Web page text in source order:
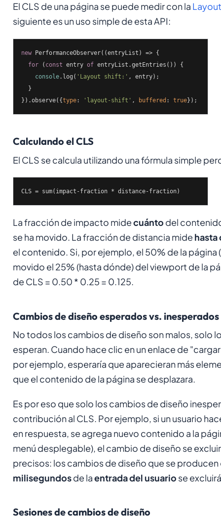
El CLS de una página se puede medir con la
siguiente es un uso simple de esta API:
new PerformanceObserver( (entryList ) => {
for ( const entry of entryList.getEntries()) {
console.log( 'Layout shift:' , entry);
  }
}).observe({type: 'layout-shift' , buffered : true});
Calculando el CLS
El CLS se calcula utilizando una fórmula simple
CLS = sum(impact-fraction * distance-fraction)
La fracción de impacto midecuánto del
se ha movido. La fracción de distancia mide hasta
el contenido. Si, por ejemplo, el 50% de la página
movido el 25% (hasta dónde) del viewport de la
de CLS = 0.50 * 0.25 = 0.125.
Cambios de diseño esperados vs. inesperados
No todos los cambios de diseño son malos, solo
esperan. Cuando hace clic en un enlace de
por ejemplo, esperaría que aparecieran más
que el contenido de la página se desplazara.
Es por eso que solo los cambios de diseño
contribución al CLS. Por ejemplo, si un usuario
en respuesta, se agrega nuevo contenido a la
menú desplegable), el cambio de diseño se
precisos: los cambios de diseño que se
milisegundosde laentrada del usuario se
Sesiones de cambios de diseño